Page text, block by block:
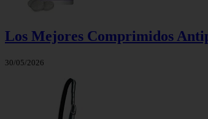
Los Mejores Comprimidos
30/05/2026